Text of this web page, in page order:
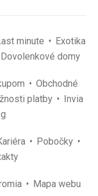
minute
Exotika
Dovolenkové domy
Obchodné
platby
Invia
Pobočky
Mapa webu